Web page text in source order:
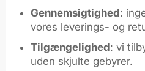
Gennemsigtighed:
vores leverings- og
Tilgængelighed: vi
uden skjulte gebyrer.